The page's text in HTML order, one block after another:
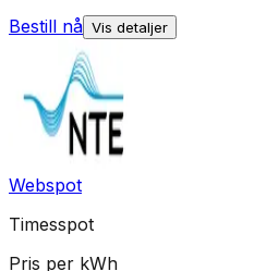
Bestill nå Vis detaljer
Webspot
Timesspot
Pris per kWh